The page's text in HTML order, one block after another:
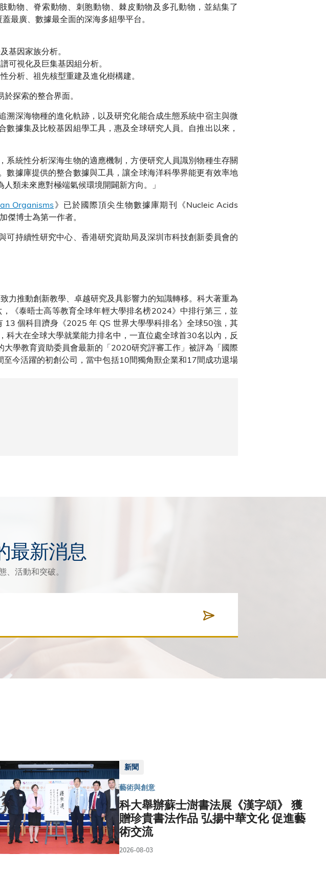
物、脊索動物、刺胞動物、棘皮動物及多孔動物，並結集了
最廣、數據最全面的深海多組學平台。
基因家族分析。
可視化及巨集基因組分析。
分析、祖先核型重建及進化樹構建。
探索的整合界面。
深海物種的進化軌跡，以及研究化能合成生態系統中宿主與微
據集及比較基因組學工具，惠及全球研究人員。自推出以來，
統性分析深海生物的適應機制，方便研究人員識別物種生存關
據庫提供的整合數據與工具，讓全球海洋科學界能更有效率地
類未來應對極端氣候環境開闢新方向。」
Organisms》已於國際頂尖生物數據庫期刊《Nucleic Acids
博士為第一作者。
持續性研究中心、香港研究資助局及深圳市科技創新委員會的
力推動創新教學、卓越研究及具影響力的知識轉移。科大著重為
《泰晤士高等教育全球年輕大學排名榜2024》中排行第三，並
個科目躋身《2025 年 QS 世界大學學科排名》全球50強，其
大在全球大學就業能力排名中，一直位處全球首30名以內，反
學教育資助委員會最新的「2020研究評審工作」被評為「國際
今活躍的初創公司，當中包括10間獨角獸企業和17間成功退場
最新消息
、活動和突破。
新聞
藝術與創意
科大舉辦蘇士澍書法展《漢字頌》 獲
贈珍貴書法作品 弘揚中華文化 促進藝
術交流
2026-08-03